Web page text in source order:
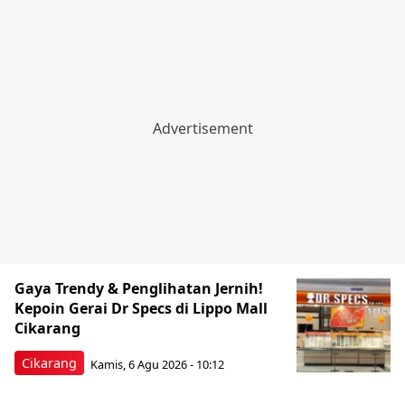
Cikarang
Gaya Trendy & Penglihatan Jernih!
Kepoin Gerai Dr Specs di Lippo Mall
Cikarang
Kamis, 6 Agu 2026 - 10:12